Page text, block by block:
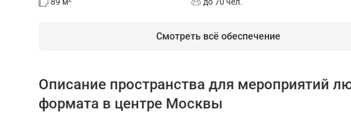
Смотреть всё обеспечение
На площадке есть
Описание пространства для мероприятий
формата в центре Москвы